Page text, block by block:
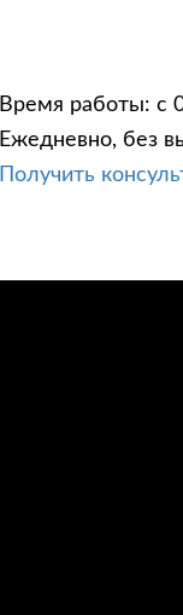
Время работы: с
Ежедневно, без
Получить